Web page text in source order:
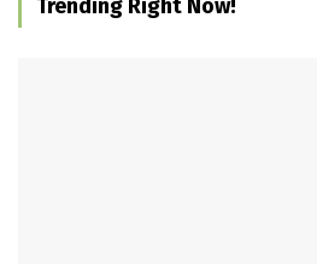
Trending Right Now!